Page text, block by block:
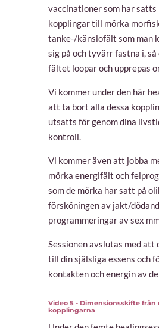
vaccinationer som har satts
kopplingar till mörka
tanke-/känslofält som man
sig på och tyvärr fastna i,
fältet loopar och upprepas
Vi kommer under den här
att ta bort alla dessa
utsatts för genom dina
kontroll.
Vi kommer även att jobba
mörka energifält och
som de mörka har satt på
försköningen av jakt/
programmeringar av sex
Sessionen avslutas med att
till din själsliga essens och
kontakten och energin av
Video 5 - Dimensionsskifte från
kopplingarna